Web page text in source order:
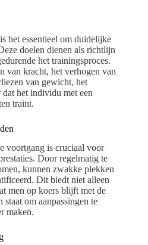
het essentieel om duidelijke
doelen dienen als richtlijn
het trainingsproces.
van kracht, het verhogen van
van gewicht, het
het individu met een
traint.
voortgang is cruciaal voor
Door regelmatig te
kunnen zwakke plekken
Dit biedt niet alleen
men op koers blijft met de
om aanpassingen te
maken.